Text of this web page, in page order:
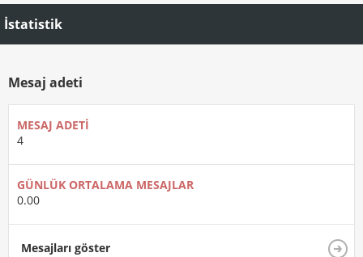
İstatistik
Mesaj adeti
MESAJ ADETI
4
GÜNLÜK ORTALAMA MESAJLAR
0.00
Mesajları göster